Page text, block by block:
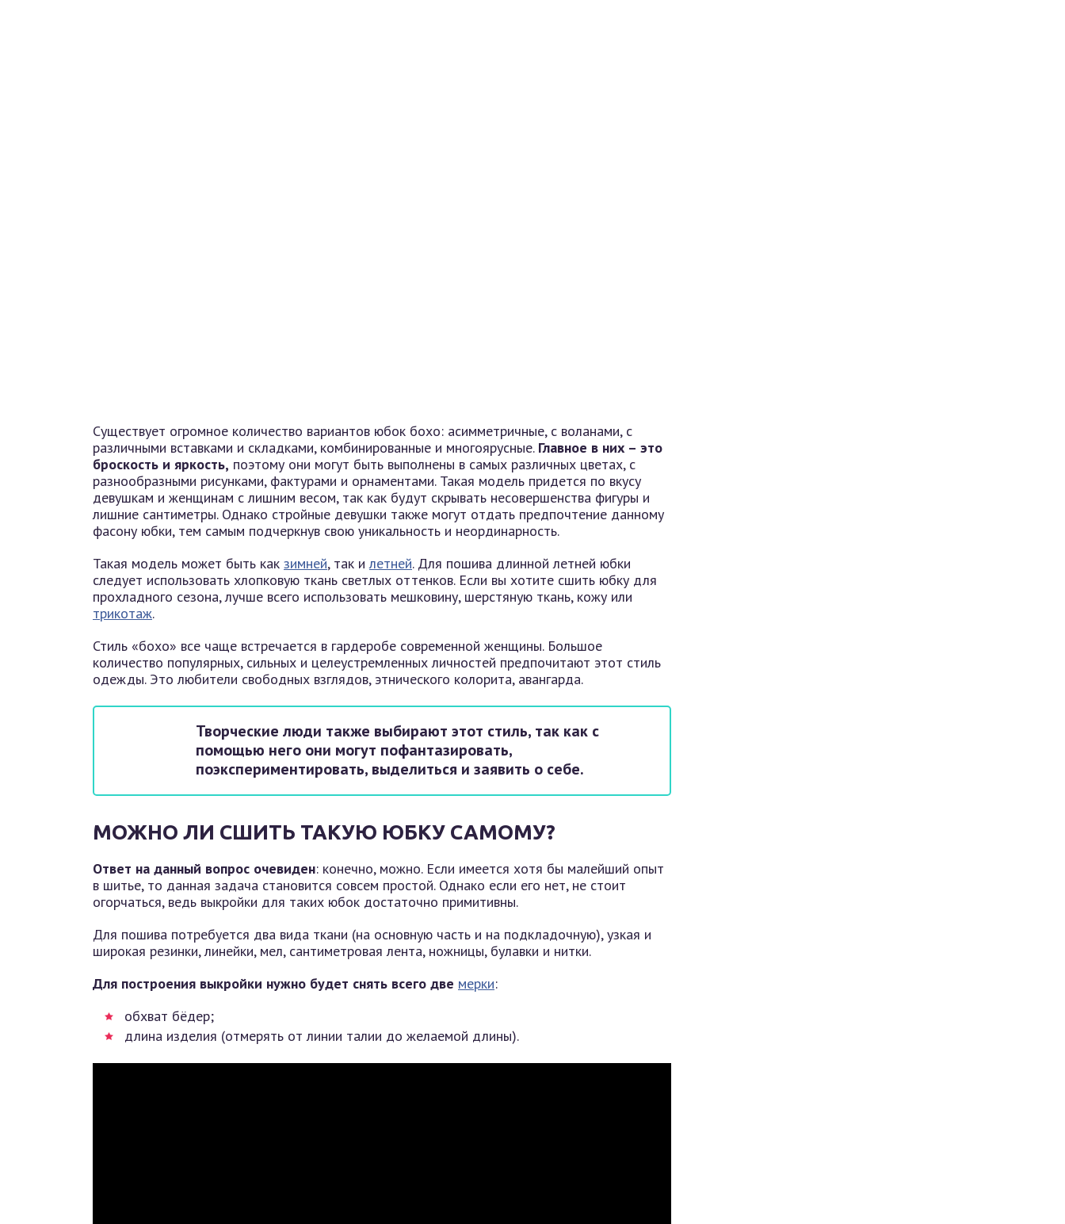
Существует огромное количество вариантов юбок бохо: асимметричные, с воланами, с
различными вставками и складками, комбинированные и многоярусные. Главное в них – это
броскость и яркость, поэтому они могут быть выполнены в самых различных цветах, с
разнообразными рисунками, фактурами и орнаментами. Такая модель придется по вкусу
девушкам и женщинам с лишним весом, так как будут скрывать несовершенства фигуры и
лишние сантиметры. Однако стройные девушки также могут отдать предпочтение данному
фасону юбки, тем самым подчеркнув свою уникальность и неординарность.
Такая модель может быть как зимней, так илетней. Для пошива длинной летней юбки
следует использовать хлопковую ткань светлых оттенков. Если вы хотите сшить юбку для
прохладного сезона, лучше всего использовать мешковину, шерстяную ткань, кожу или
трикотаж.
Стиль «бохо» все чаще встречается в гардеробе современной женщины. Большое
количество популярных, сильных и целеустремленных личностей предпочитают этот стиль
одежды. Это любители свободных взглядов, этнического колорита, авангарда.
Творческие люди также выбирают этот стиль, так как с
помощью него они могут пофантазировать,
поэкспериментировать, выделиться и заявить о себе.
МОЖНО ЛИ СШИТЬ ТАКУЮ ЮБКУ САМОМУ?
Ответ на данный вопрос очевиден: конечно, можно. Если имеется хотя бы малейший опыт
в шитье, то данная задача становится совсем простой. Однако если его нет, не стоит
огорчаться, ведь выкройки для таких юбок достаточно примитивны.
Для пошива потребуется два вида ткани (на основную часть и на подкладочную), узкая и
широкая резинки, линейки, мел, сантиметровая лента, ножницы, булавки и нитки.
Для построения выкройки нужно будет снять всего две мерки:
обхват бёдер;
длина изделия (отмерять от линии талии до желаемой длины).